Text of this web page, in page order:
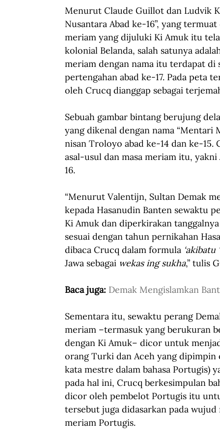
Menurut Claude Guillot dan Ludvik
Nusantara Abad ke-16”, yang
meriam yang dijuluki Ki Amuk itu
kolonial Belanda, salah satunya
meriam dengan nama itu terdapat
pertengahan abad ke-17. Pada peta
oleh Crucq dianggap sebagai
Sebuah gambar bintang berujung
yang dikenal dengan nama “Mentari
nisan Troloyo abad ke-14 dan ke-
asal-usul dan masa meriam itu,
16.
“Menurut Valentijn, Sultan Demak
kepada Hasanudin Banten sewaktu
Ki Amuk dan diperkirakan
sesuai dengan tahun pernikahan
dibaca Crucq dalam formula
Jawa sebagai wekas ing sukha,” tulis
Baca juga: Demak Mengislamkan
Sementara itu, sewaktu perang
meriam –termasuk yang berukuran
dengan Ki Amuk– dicor untuk
orang Turki dan Aceh yang dipimpin
kata mestre dalam bahasa Portugis)
pada hal ini, Crucq berkesimpulan
dicor oleh pembelot Portugis itu
tersebut juga didasarkan pada
meriam Portugis.